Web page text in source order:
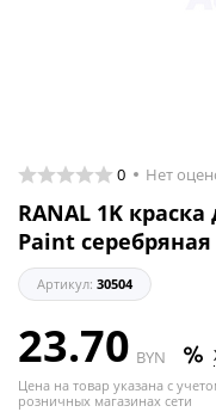
0 Нет
RANAL 1K
Paint
Артикул: 30504
23.70 BYN
Цена на товар указана с
розничных магазинах сети